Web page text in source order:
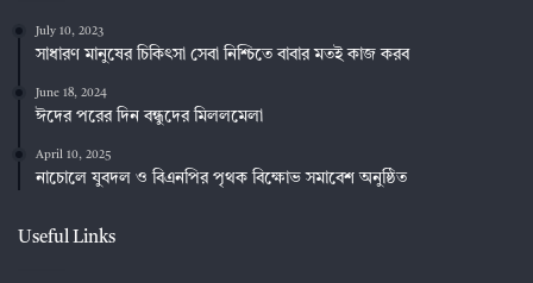
July 10, 2023
সাধারণ মানুষের চিকিৎসা সেবা নিশ্চিতে বাবার মতই কাজ করব
June 18, 2024
ঈদের পরের দিন বন্ধুদের মিললমেলা
April 10, 2025
নাচোলে যুবদল ও বিএনপির পৃথক বিক্ষোভ সমাবেশ অনুষ্ঠিত
Useful Links